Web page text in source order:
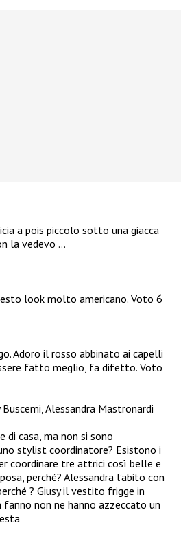
a pois piccolo sotto una giacca
la vedevo …
look molto americano. Voto 6
Adoro il rosso abbinato ai capelli
fatto meglio, fa difetto. Voto
Alessandra Mastronardi
di casa, ma non si sono
stylist coordinatore? Esistono i
coordinare tre attrici così belle e
perché? Alessandra l’abito con
? Giusy il vestito frigge in
fanno non ne hanno azzeccato un